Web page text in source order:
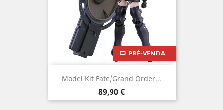
Model Kit Fate/Grand Order...
Preço
89,90 €
PRÉ-VENDA